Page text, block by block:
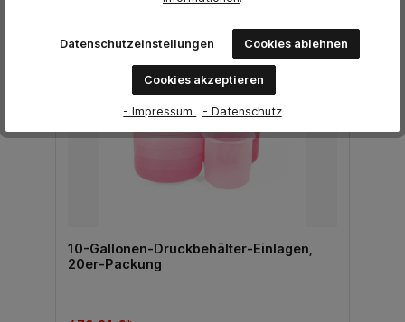
10-Gallonen-Druckbehälter-Einlagen,
20er-Packung
Datenschutzeinstellungen Cookies ablehnen
Cookies akzeptieren
- Impressum - Datenschutz